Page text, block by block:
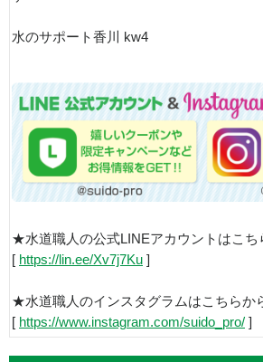
水のサポート香川 kw4
★水道職人の公式LINEアカウントはこち
[ https://lin.ee/Xv7j7Ku ]
★水道職人のインスタグラムはこちらか
[ https://www.instagram.com/suido_pro/ ]